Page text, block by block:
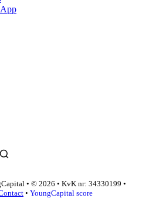
• © 2026 • KvK nr: 34330199 •
• YoungCapital score